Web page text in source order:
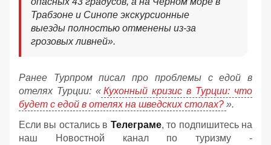
Трабзоне и Синопе экскурсионные
выезды полностью отменены из-за
грозовых ливней».
Ранее Турпром писал про проблемы с едой в
отелях Турции: « Кухонный кризис в Турции: что
будет с едой в отелях на шведских столах? ».
Если вы остались в Телеграме, то подпишитесь на
наш Новостной канал по туризму -